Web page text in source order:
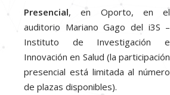
Presencial, en Oporto, en el
auditorio Mariano Gago del i3S –
Instituto de Investigación e
Innovación en Salud (la participación
presencial está limitada al número
de plazas disponibles).